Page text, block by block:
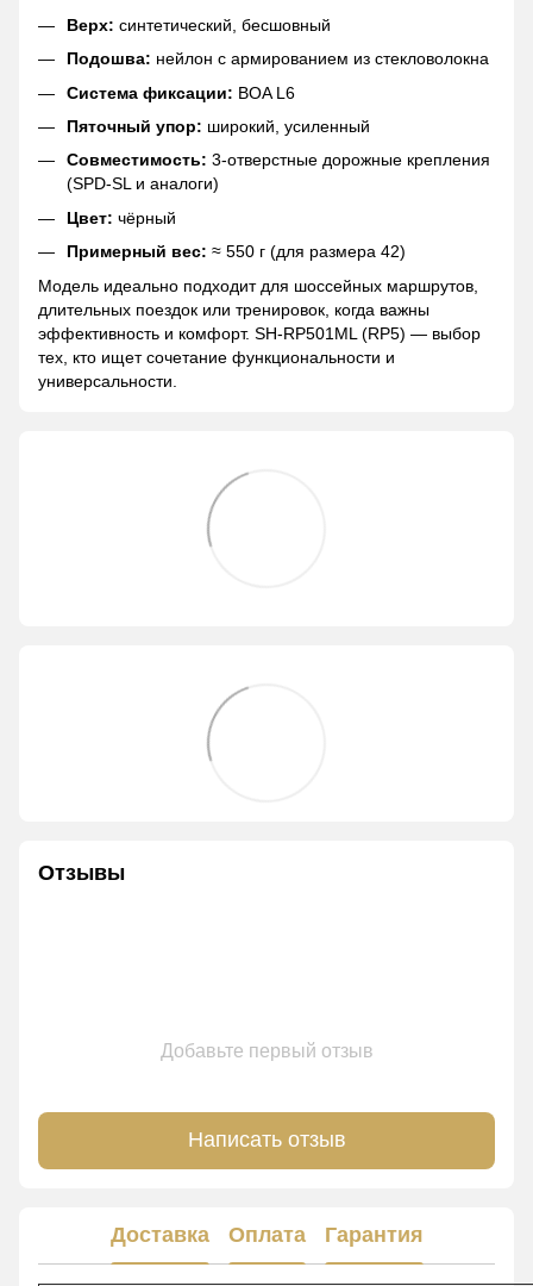
Верх: синтетический, бесшовный
Подошва: нейлон с армированием из стекловолокна
Система фиксации: BOA L6
Пяточный упор: широкий, усиленный
Совместимость: 3-отверстные дорожные крепления
(SPD-SL и аналоги)
Цвет: чёрный
Примерный вес: ≈ 550 г (для размера 42)
Модель идеально подходит для шоссейных маршрутов,
длительных поездок или тренировок, когда важны
эффективность и комфорт. SH-RP501ML (RP5) — выбор
тех, кто ищет сочетание функциональности и
универсальности.
Отзывы
Добавьте первый отзыв
Написать отзыв
Доставка Оплата Гарантия